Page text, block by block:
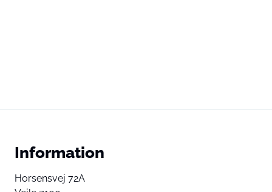
Information
Horsensvej 72A